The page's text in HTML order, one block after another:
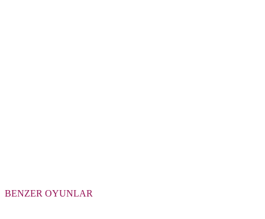
BENZER OYUNLAR